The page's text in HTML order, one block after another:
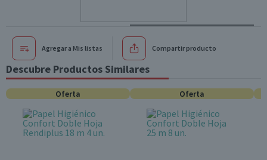
Agregar a Mis listas Compartir producto
Descubre Productos Similares
Oferta Oferta